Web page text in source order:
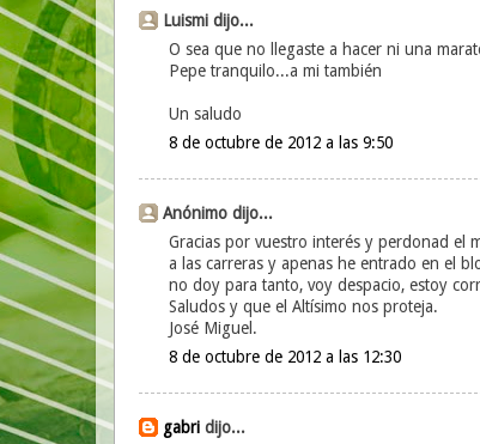
Luismi dijo...
O sea que no llegaste a hacer ni una
Pepe tranquilo...a mi también
Un saludo
8 de octubre de 2012 a las 9:50
Anónimo dijo...
Gracias por vuestro interés y perdonad el
a las carreras y apenas he entrado en el
no doy para tanto, voy despacio, estoy
Saludos y que el Altísimo nos proteja.
José Miguel.
8 de octubre de 2012 a las 12:30
gabridijo...